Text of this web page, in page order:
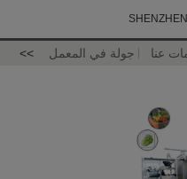
عنا جولة في المعمل >>